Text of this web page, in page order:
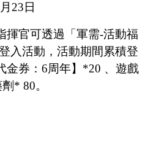
月 23 日
揮官可透過「軍需-活動福
入活動，活動期間累積登
金券： 6周年】 *20 、遊戲
* 80。